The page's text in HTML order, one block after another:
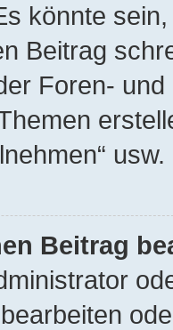
könnte
Beitrag
Foren-
usw.
Beitrag